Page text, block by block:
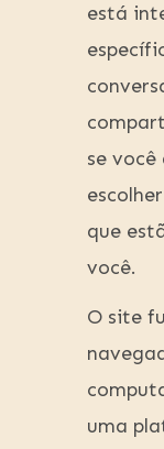
está
se
que
você.
O site
uma